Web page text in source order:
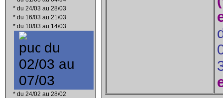
* du 24/03 au 28/03
* du 16/03 au 21/03
* du 10/03 au 14/03
du
02/03 au
07/03
* du 24/02 au 28/02